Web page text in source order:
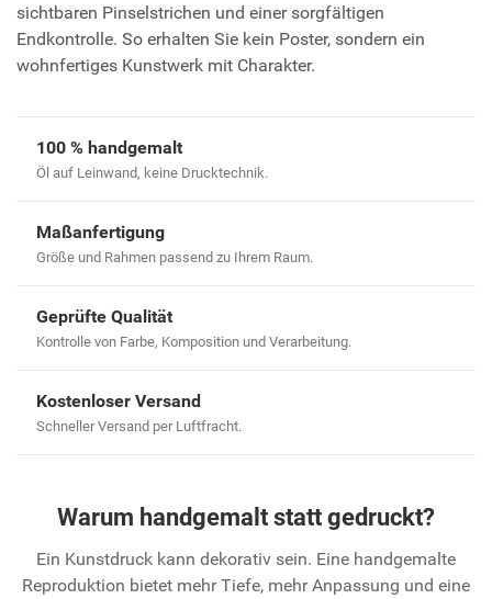
sichtbaren Pinselstrichen und einer sorgfältigen
Endkontrolle. So erhalten Sie kein Poster, sondern ein
wohnfertiges Kunstwerk mit Charakter.
100 % handgemalt
Öl auf Leinwand, keine Drucktechnik.
Maßanfertigung
Größe und Rahmen passend zu Ihrem Raum.
Geprüfte Qualität
Kontrolle von Farbe, Komposition und Verarbeitung.
Kostenloser Versand
Schneller Versand per Luftfracht.
Warum handgemalt statt gedruckt?
Ein Kunstdruck kann dekorativ sein. Eine handgemalte
Reproduktion bietet mehr Tiefe, mehr Anpassung und eine